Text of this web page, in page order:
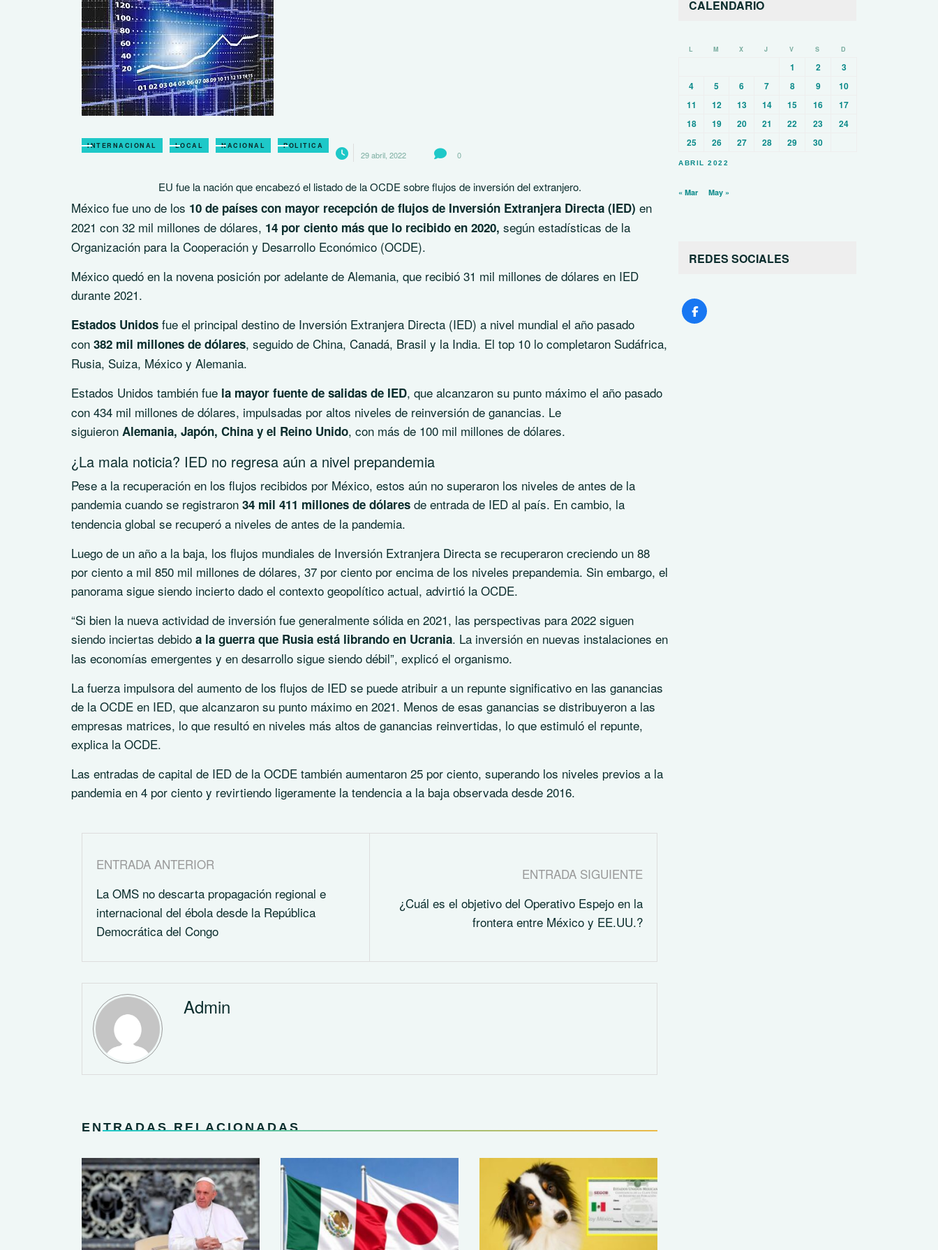
INTERNACIONAL LOCAL NACIONAL POLITICA
29 abril, 2022 0
EU fue la nación que encabezó el listado de la OCDE sobre flujos de inversión del extranjero.
México fue uno de los 10 de países con mayor recepción de flujos de Inversión Extranjera Directa (IED) en
2021 con 32 mil millones de dólares, 14 por ciento más que lo recibido en 2020, según estadísticas de la
Organización para la Cooperación y Desarrollo Económico (OCDE).
México quedó en la novena posición por adelante de Alemania, que recibió 31 mil millones de dólares en IED
durante 2021.
Estados Unidos fue el principal destino de Inversión Extranjera Directa (IED) a nivel mundial el año pasado
con 382 mil millones de dólares, seguido de China, Canadá, Brasil y la India. El top 10 lo completaron Sudáfrica,
Rusia, Suiza, México y Alemania.
Estados Unidos también fue la mayor fuente de salidas de IED, que alcanzaron su punto máximo el año pasado
con 434 mil millones de dólares, impulsadas por altos niveles de reinversión de ganancias. Le
siguieron Alemania, Japón, China y el Reino Unido, con más de 100 mil millones de dólares.
¿La mala noticia? IED no regresa aún a nivel prepandemia
Pese a la recuperación en los flujos recibidos por México, estos aún no superaron los niveles de antes de la
pandemia cuando se registraron 34 mil 411 millones de dólares de entrada de IED al país. En cambio, la
tendencia global se recuperó a niveles de antes de la pandemia.
Luego de un año a la baja, los flujos mundiales de Inversión Extranjera Directa se recuperaron creciendo un 88
por ciento a mil 850 mil millones de dólares, 37 por ciento por encima de los niveles prepandemia. Sin embargo, el
panorama sigue siendo incierto dado el contexto geopolítico actual, advirtió la OCDE.
“Si bien la nueva actividad de inversión fue generalmente sólida en 2021, las perspectivas para 2022 siguen
siendo inciertas debido a la guerra que Rusia está librando en Ucrania. La inversión en nuevas instalaciones en
las economías emergentes y en desarrollo sigue siendo débil”, explicó el organismo.
La fuerza impulsora del aumento de los flujos de IED se puede atribuir a un repunte significativo en las ganancias
de la OCDE en IED, que alcanzaron su punto máximo en 2021. Menos de esas ganancias se distribuyeron a las
empresas matrices, lo que resultó en niveles más altos de ganancias reinvertidas, lo que estimuló el repunte,
explica la OCDE.
Las entradas de capital de IED de la OCDE también aumentaron 25 por ciento, superando los niveles previos a la
pandemia en 4 por ciento y revirtiendo ligeramente la tendencia a la baja observada desde 2016.
ENTRADA ANTERIOR
La OMS no descarta propagación regional e
internacional del ébola desde la República
Democrática del Congo
ENTRADA SIGUIENTE
¿Cuál es el objetivo del Operativo Espejo en la
frontera entre México y EE.UU.?
Admin
ENTRADAS RELACIONADAS
CALENDARIO
ABRIL 2022
L M X J V S D
1 2
3
4
5 6 7 8 9
10
11
12 13 14 15 16
17
18
19 20 21 22 23
24
25
26 27 28 29 30
« Mar May »
REDES SOCIALES